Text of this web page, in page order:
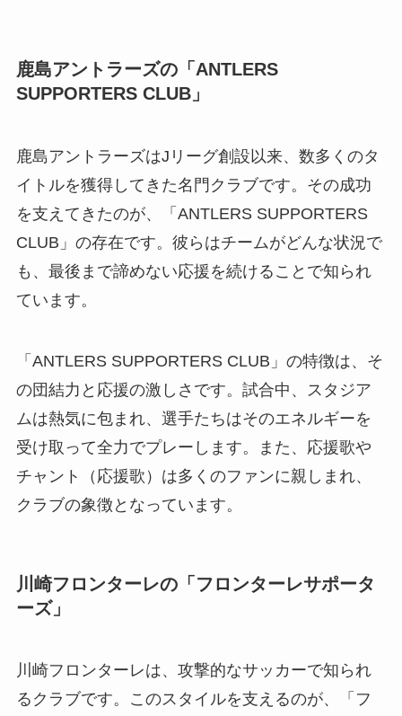
鹿島アントラーズの「ANTLERS
SUPPORTERS CLUB」
鹿島アントラーズはJリーグ創設以来、数多くのタ
イトルを獲得してきた名門クラブです。その成功
を支えてきたのが、「ANTLERS SUPPORTERS
CLUB」の存在です。彼らはチームがどんな状況で
も、最後まで諦めない応援を続けることで知られ
ています。
「ANTLERS SUPPORTERS CLUB」の特徴は、そ
の団結力と応援の激しさです。試合中、スタジア
ムは熱気に包まれ、選手たちはそのエネルギーを
受け取って全力でプレーします。また、応援歌や
チャント（応援歌）は多くのファンに親しまれ、
クラブの象徴となっています。
川崎フロンターレの「フロンターレサポータ
ーズ」
川崎フロンターレは、攻撃的なサッカーで知られ
るクラブです。このスタイルを支えるのが、「フ